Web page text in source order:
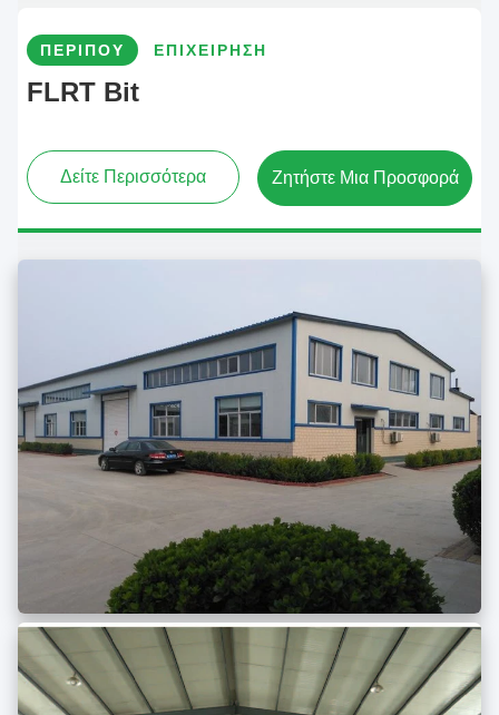
ΠΕΡΊΠΟΥ ΕΠΙΧΕΊΡΗΣΗ
FLRT Bit
Δείτε Περισσότερα Ζητήστε Μια Προσφορά